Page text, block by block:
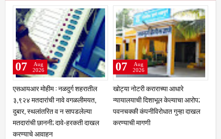
दाखल
खोट्या नोटरी कराराच्या आधारे
न्यायालयाची दिशाभूल केल्याचा आरोप;
पवनचक्की कंपनीविरोधात गुन्हा दाखल
करण्याची मागणी
07
Aug
2026
तीन लांडग्यांचा कळप शेळ्यांवर तुटून
पडला; सहा शेळ्या ठार, दोन गंभीर
जखमीशहापूर शिवारातील घटना;
पशुपालकांमध्ये भीतीचे वातावरण,
06
Aug
2026